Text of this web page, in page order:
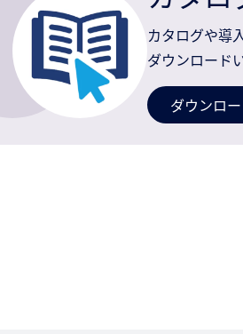
カタログや導
ダウンロード
ダウンロ